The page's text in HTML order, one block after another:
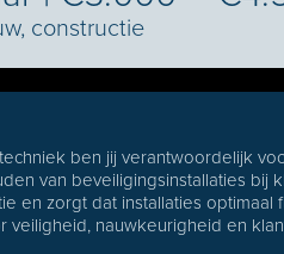
constructie
ben jij verantwoordelijk
van beveiligingsinstallaties bij
en zorgt dat installaties optimaal
veiligheid, nauwkeurigheid en